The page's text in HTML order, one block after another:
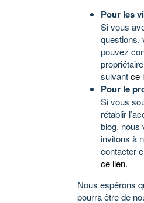
Pour les
Si vous
questions,
pouvez
suivantce
Pour le
Si vous
rétablir
blog, nous
invitons à
contacter
ce lien.
Nous espérons
pourra être de